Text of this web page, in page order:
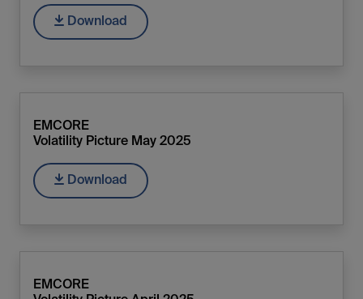
Download
EMCORE
Volatility Picture May 2025
Download
EMCORE